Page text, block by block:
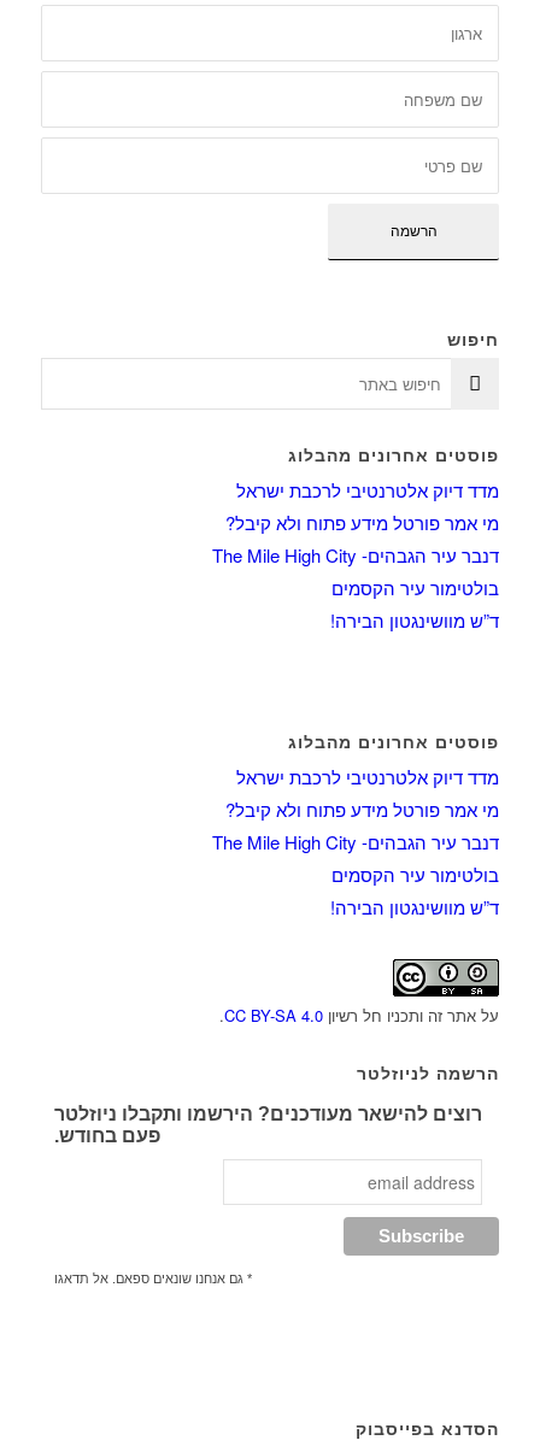
חיפוש
פוסטים אחרונים מהבלוג
מדד דיוק אלטרנטיבי לרכבת ישראל
מי אמר פורטל מידע פתוח ולא קיבל?
דנבר עיר הגבהים- The Mile High City
בולטימור עיר הקסמים
ד”ש מוושינגטון הבירה!
פוסטים אחרונים מהבלוג
מדד דיוק אלטרנטיבי לרכבת ישראל
מי אמר פורטל מידע פתוח ולא קיבל?
דנבר עיר הגבהים- The Mile High City
בולטימור עיר הקסמים
ד”ש מוושינגטון הבירה!
על אתר זה ותכניו חל רשיון CC BY-SA 4.0
.
הרשמה לניוזלטר
רוצים להישאר מעודכנים? הירשמו ותקבלו ניוזלטר
פעם בחודש.
* גם אנחנו שונאים ספאם. אל תדאגו
הסדנא בפייסבוק